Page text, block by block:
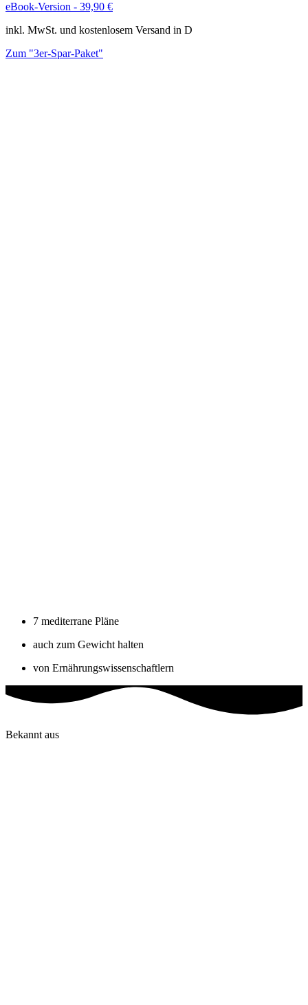
eBook-Version - 39,90 €
inkl. MwSt. und kostenlosem Versand in D
Zum "3er-Spar-Paket"
7 mediterrane Pläne
auch zum Gewicht halten
von Ernährungswissenschaftlern
Bekannt aus